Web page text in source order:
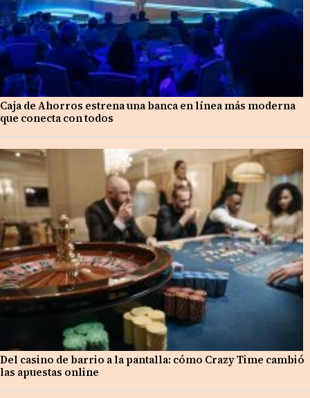
Caja de Ahorros estrena una banca en línea más moderna
que conecta con todos
Del casino de barrio a la pantalla: cómo Crazy Time cambió
las apuestas online